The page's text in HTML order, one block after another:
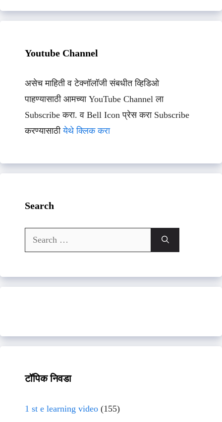
Youtube Channel
असेच माहिती व टेक्नॉलॉजी संबधीत व्हिडिओ
पाहण्यासाठी आमच्या YouTube Channel ला
Subscribe करा. व Bell Icon प्रेस करा Subscribe
करण्यासाठीयेथे क्लिक करा
Search
Search
for:
टॉपिक निवडा
1 st e learning video (155)